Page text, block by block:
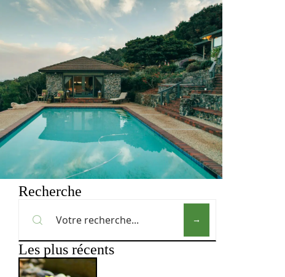
Recherche
Les plus récents